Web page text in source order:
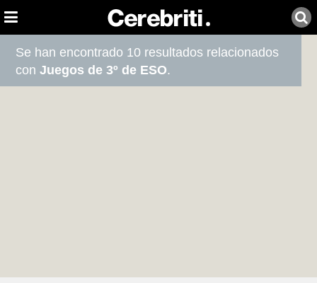
Se han encontrado 10 resultados relacionados
conJuegos de 3º de ESO.